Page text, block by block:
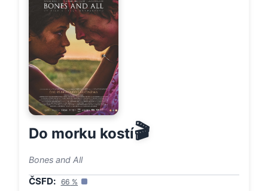
Do morku kostí🎬
Bones and All
ČSFD: 66 %